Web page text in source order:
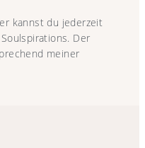
kannst du jederzeit
Der
meiner